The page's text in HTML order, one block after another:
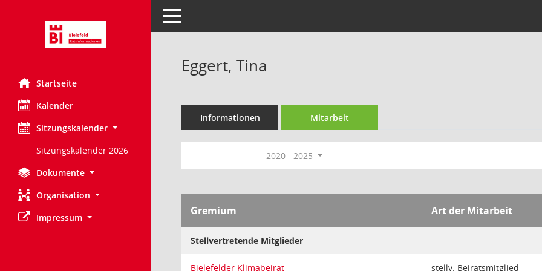
Startseite
Kalender
Sitzungskalender
Sitzungskalender 2026
Dokumente
Organisation
Impressum
Toggle navigation
Eggert, Tina
Informationen Mitarbeit
2020 - 2025
Gremium Art der Mitarbeit
Stellvertretende Mitglieder
Bielefelder Klimabeirat stellv. Beiratsmitglied